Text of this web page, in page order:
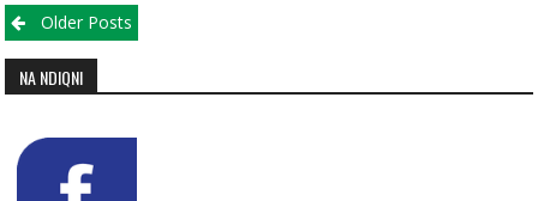
Posts navigation
Older Posts
NA NDIQNI